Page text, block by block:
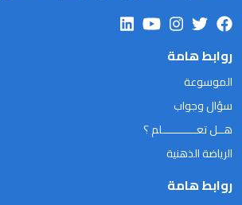
روابط هامة
الموسوعة
سؤال وجواب
هــل تعـــــــــــلم ؟
الرياضة الذهنية
روابط هامة